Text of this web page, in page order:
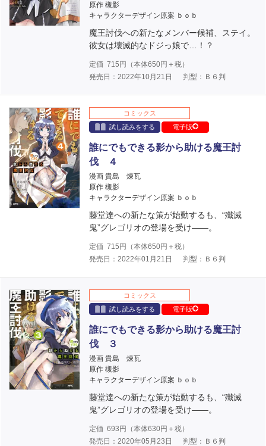
原作 槻影
キャラクターデザイン原案 ｂｏｂ
魔王討伐への新たなメンバー候補、ステイ。
彼女は壊滅的なドジっ娘で…！？
定価 715 円（本体650円＋税）
発売日：2022年10月21日
判型：Ｂ６判
コミックス
試し読みをする
電子版
誰にでもできる影から助ける魔王討
伐 ４
漫画 貴島 煉瓦
原作 槻影
キャラクターデザイン原案 ｂｏｂ
藤堂達への新たな策が始動するも、“殲滅
鬼”グレゴリオの登場を受け――。
定価 715 円（本体650円＋税）
発売日：2022年01月21日
判型：Ｂ６判
コミックス
試し読みをする
電子版
誰にでもできる影から助ける魔王討
伐 ３
漫画 貴島 煉瓦
原作 槻影
キャラクターデザイン原案 ｂｏｂ
藤堂達への新たな策が始動するも、“殲滅
鬼”グレゴリオの登場を受け――。
定価 693 円（本体630円＋税）
発売日：2020年05月23日
判型：Ｂ６判